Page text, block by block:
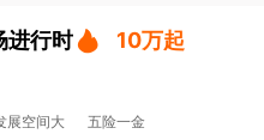
进行时 10万起
展空间大 五险一金